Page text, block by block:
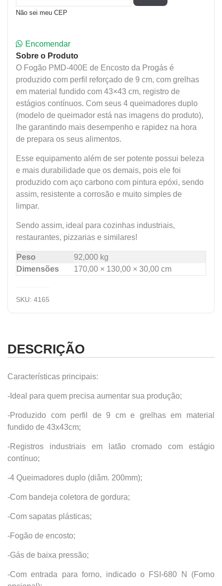
Não sei meu CEP
Encomendar
Sobre o Produto
O Fogão PMD-400E de Encosto da Progás é
produzido com perfil reforçado de 9 cm, com grelhas
em material fundido com 43×43 cm, registro de
estágios contínuos. Com seus 4 queimadores duplo
(modelo de queimador está nas imagens do produto),
lhe garantindo mais desempenho e rapidez na hora
de prepara os seus alimentos.
Esse equipamento além de ser potente possui beleza
e mais durabilidade que os demais, pois ele foi
produzido com aço carbono com pintura epóxi, sendo
assim, resistente a corrosão e muito simples de
limpar.
Sendo assim, ideal para cozinhas industriais,
restaurantes, pizzarias e similares!
Peso
92,000 kg
Dimensões
170,00 × 130,00 × 30,00 cm
SKU: 4165
DESCRIÇÃO
Características principais:
-Ideal para quem precisa aumentar sua produção;
-Produzido com perfil de 9 cm e grelhas em material
fundido de 43x43cm;
-Registros industriais em latão cromado com estágio
contínuo;
-4 Queimadores duplo (diâm. 200mm);
-Com bandeja coletora de gordura;
-Com sapatas plásticas;
-Fogão de encosto;
-Gás de baixa pressão;
-Com entrada para forno, indicado o FSI-680 N (Forno